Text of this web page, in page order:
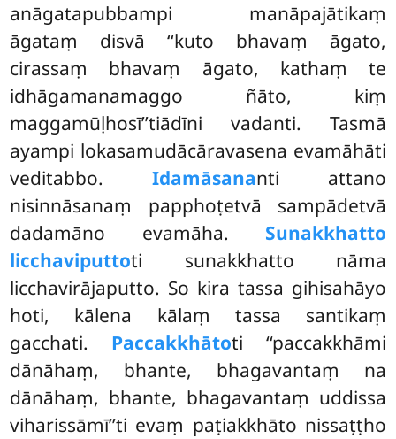
anāgatapubbampi manāpajātikaṃ
āgataṃ disvā ‘‘kuto bhavaṃ āgato,
cirassaṃ bhavaṃ āgato, kathaṃ te
idhāgamanamaggo ñāto, kiṃ
maggamūḷhosī’’tiādīni vadanti. Tasmā
ayampi lokasamudācāravasena evamāhāti
veditabbo. Idamāsananti attano
nisinnāsanaṃ papphoṭetvā sampādetvā
dadamāno evamāha. Sunakkhatto
licchaviputtoti sunakkhatto nāma
licchavirājaputto. So kira tassa gihisahāyo
hoti, kālena kālaṃ tassa santikaṃ
gacchati. Paccakkhātoti ‘‘paccakkhāmi
dānāhaṃ, bhante, bhagavantaṃ na
dānāhaṃ, bhante, bhagavantaṃ uddissa
viharissāmī’’ti evaṃ paṭiakkhāto nissaṭṭho